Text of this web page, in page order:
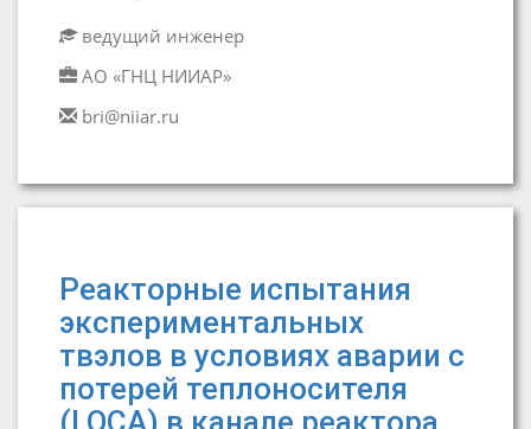
ведущий инженер
АО «ГНЦ НИИАР»
bri@niiar.ru
Реакторные испытания
экспериментальных
твэлов в условиях аварии с
потерей теплоносителя
(LOCA) в канале реактора